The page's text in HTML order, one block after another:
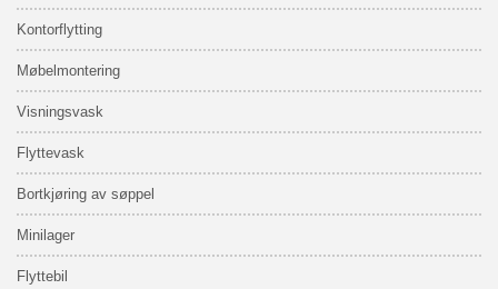
Kontorflytting
Møbelmontering
Visningsvask
Flyttevask
Bortkjøring av søppel
Minilager
Flyttebil